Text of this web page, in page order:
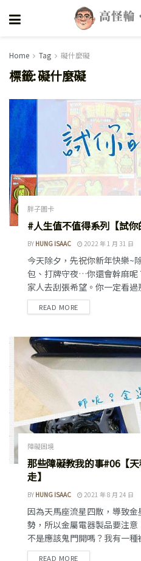
Home Tag 礙什麼礙
標籤:礙什麼礙
胖子圖卡
#人生值不值得系列【試你
BY HUNG ISAAC 2022 年 1 月 31 日
今天除夕，先祝你新年快樂~
包、打牌守夜…你還會幹麻呢
家人去刮張希望。你一定看過
READ MORE
障礙困境
那些障礙教我的事#06【
走】
BY HUNG ISAAC 2021 年 8 月 24 日
因為天馬座流星四散，導致
勢，所以金屬電器製品要注
不是應該鬼門開嗎？我有一種
READ MORE